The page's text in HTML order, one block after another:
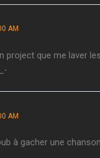
AM
project que me laver
AM
à gacher une